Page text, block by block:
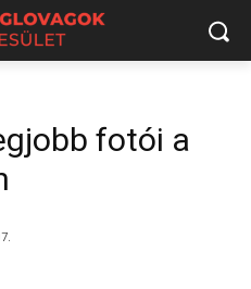
fotói a